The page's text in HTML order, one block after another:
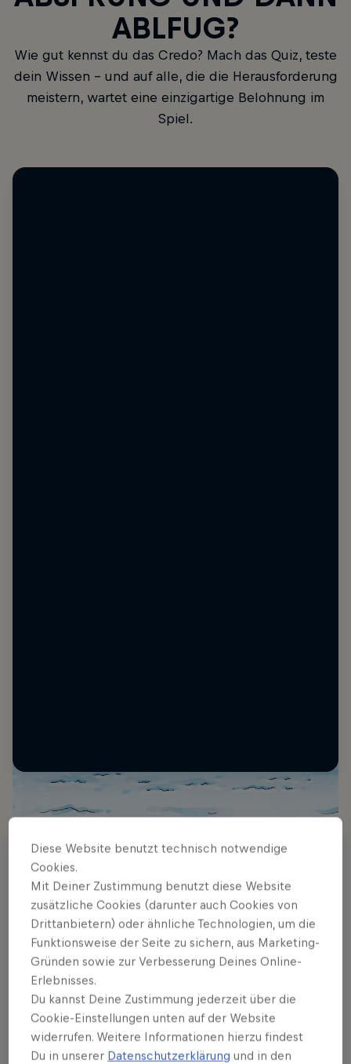
ABLFUG?
Wie gut kennst du das Credo? Mach das Quiz, teste
dein Wissen – und auf alle, die die Herausforderung
meistern, wartet eine einzigartige Belohnung im
Spiel.
Stories
Diese Website benutzt technisch notwendige
Cookies.
Mit Deiner Zustimmung benutzt diese Website
zusätzliche Cookies (darunter auch Cookies von
Drittanbietern) oder ähnliche Technologien, um die
Funktionsweise der Seite zu sichern, aus Marketing-
Gründen sowie zur Verbesserung Deines Online-
Erlebnisses.
Du kannst Deine Zustimmung jederzeit über die
Cookie-Einstellungen unten auf der Website
widerrufen. Weitere Informationen hierzu findest
Du in unserer Datenschutzerklärung und in den